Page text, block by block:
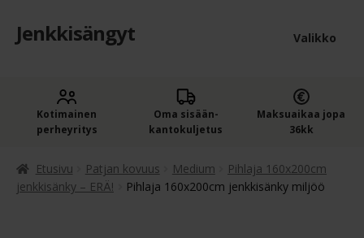
Siirry
navigointiin
Siirry
sisältöön
Jenkkisängyt Valikko
Jenkkisängyt
Oheistuotteet
Kotimainen
perheyritys
Oma sisään­
kantokuljetus
Maksuaikaa jopa
36kk
Etusivu Patjan kovuus Medium
Pihlaja 160x200cm
jenkkisänky – ERÄ!
Pihlaja 160x200cm jenkkisänky miljöö